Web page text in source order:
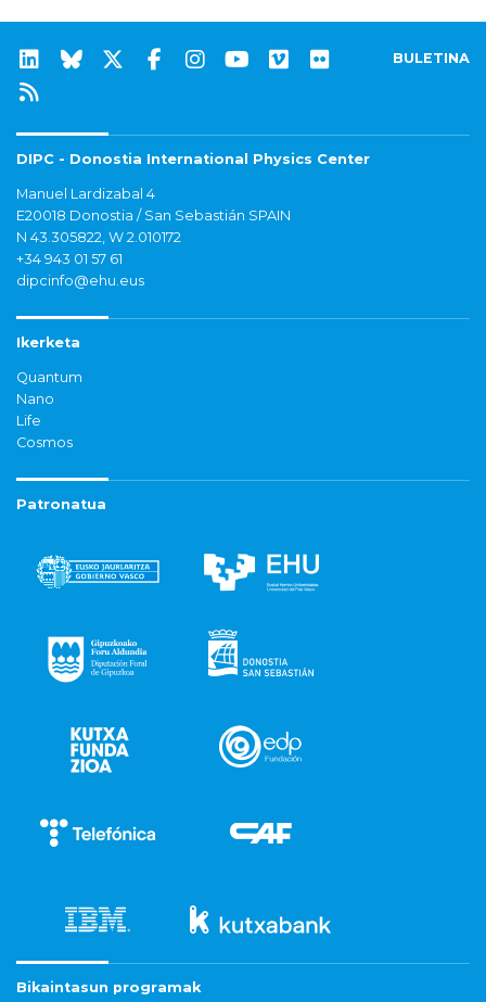
BULETINA
DIPC - Donostia International Physics Center
Manuel Lardizabal 4
E20018 Donostia / San Sebastián SPAIN
N 43.305822, W 2.010172
+34 943 01 57 61
dipcinfo@ehu.eus
Ikerketa
Quantum
Nano
Life
Cosmos
Patronatua
Bikaintasun programak